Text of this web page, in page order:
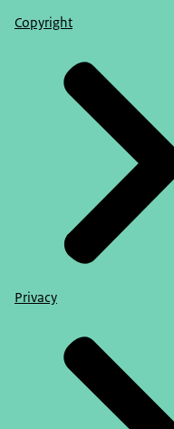
Copyright
Privacy